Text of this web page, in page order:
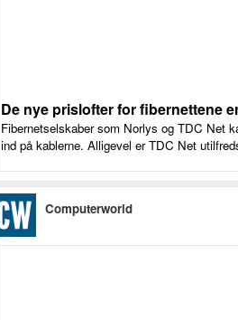
De nye prislofter for fibernettene
Fibernetselskaber som Norlys og TDC Net
ind på kablerne. Alligevel er TDC Net
Computerworld